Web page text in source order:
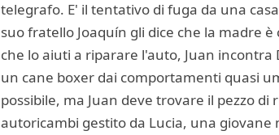
telegrafo. E' il tentativo di fuga da una
suo fratello Joaquín gli dice che la madre
che lo aiuti a riparare l'auto, Juan incontra
un cane boxer dai comportamenti quasi
possibile, ma Juan deve trovare il pezzo
autoricambi gestito da Lucia, una